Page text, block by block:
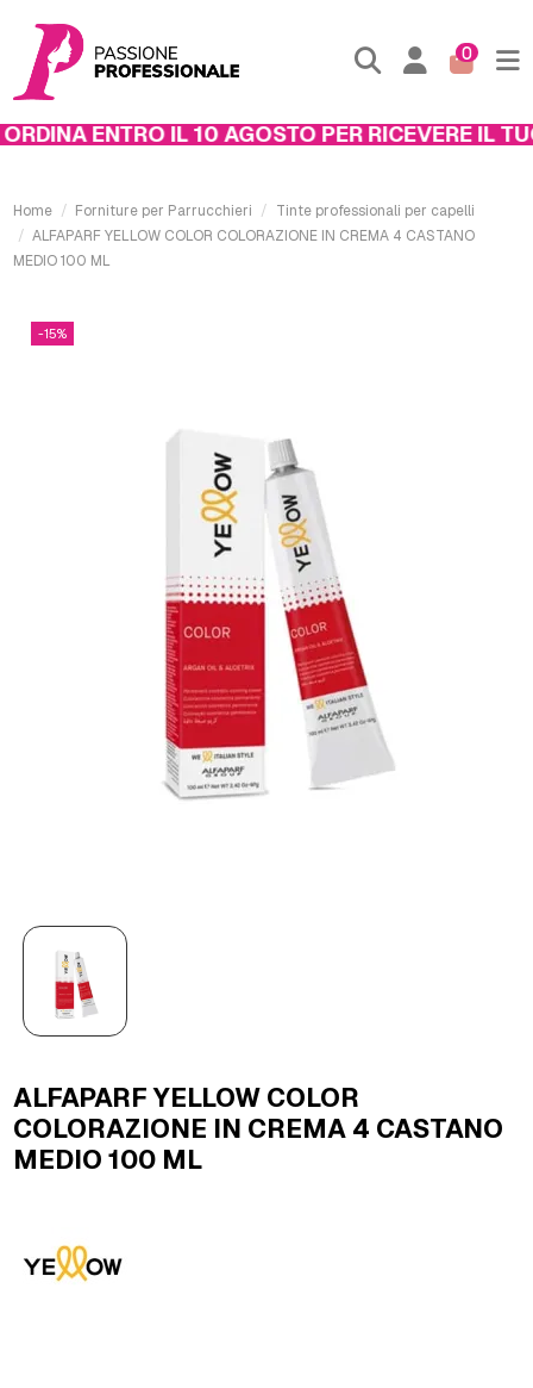
0
ENTRO IL 10 AGOSTO PER RICEVERE IL
Home Forniture per Parrucchieri
Tinte professionali per capelli
ALFAPARF YELLOW COLOR COLORAZIONE IN CREMA 4 CASTANO
MEDIO 100 ML
-15%
ALFAPARF YELLOW COLOR
COLORAZIONE IN CREMA 4 CASTANO
MEDIO 100 ML